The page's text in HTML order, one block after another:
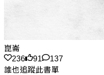
崑崙
236
91
137
誰也追蹤此書單